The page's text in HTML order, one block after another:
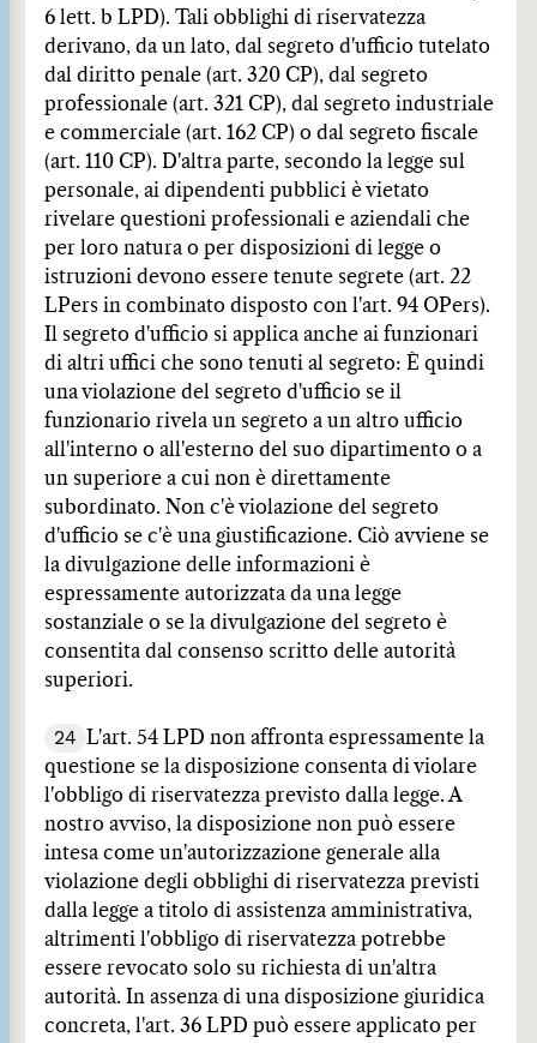
6 lett. b LPD). Tali obblighi di riservatezza
derivano, da un lato, dal segreto d'ufficio tutelato
dal diritto penale (art. 320 CP), dal segreto
professionale (art. 321 CP), dal segreto industriale
e commerciale (art. 162 CP) o dal segreto fiscale
(art. 110 CP). D'altra parte, secondo la legge sul
personale, ai dipendenti pubblici è vietato
rivelare questioni professionali e aziendali che
per loro natura o per disposizioni di legge o
istruzioni devono essere tenute segrete (art. 22
LPers in combinato disposto con l'art. 94 OPers).
Il segreto d'ufficio si applica anche ai funzionari
di altri uffici che sono tenuti al segreto: È quindi
una violazione del segreto d'ufficio se il
funzionario rivela un segreto a un altro ufficio
all'interno o all'esterno del suo dipartimento o a
un superiore a cui non è direttamente
subordinato. Non c'è violazione del segreto
d'ufficio se c'è una giustificazione. Ciò avviene se
la divulgazione delle informazioni è
espressamente autorizzata da una legge
sostanziale o se la divulgazione del segreto è
consentita dal consenso scritto delle autorità
superiori.
24
L'art. 54 LPD non affronta espressamente la
questione se la disposizione consenta di violare
l'obbligo di riservatezza previsto dalla legge. A
nostro avviso, la disposizione non può essere
intesa come un'autorizzazione generale alla
violazione degli obblighi di riservatezza previsti
dalla legge a titolo di assistenza amministrativa,
altrimenti l'obbligo di riservatezza potrebbe
essere revocato solo su richiesta di un'altra
autorità. In assenza di una disposizione giuridica
concreta, l'art. 36 LPD può essere applicato per